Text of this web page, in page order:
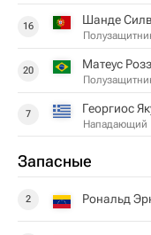
16 Шанде
20 Матеус
7 Георгиос
Нападающий
Запасные
2 Рональд